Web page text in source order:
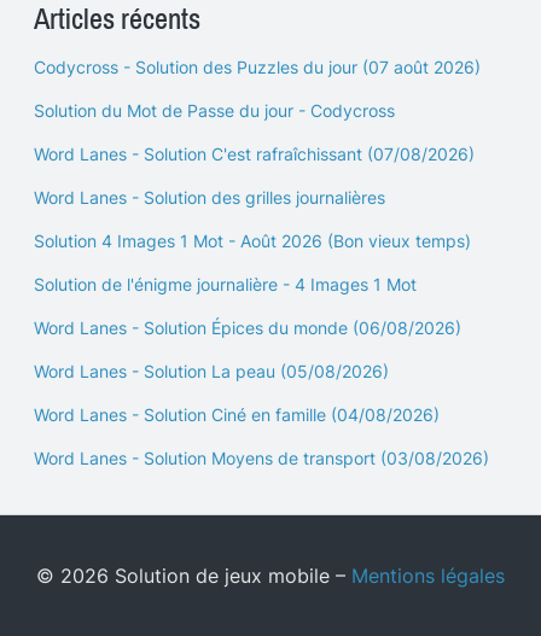
Articles récents
Codycross - Solution des Puzzles du jour (07 août 2026)
Solution du Mot de Passe du jour - Codycross
Word Lanes - Solution C'est rafraîchissant (07/08/2026)
Word Lanes - Solution des grilles journalières
Solution 4 Images 1 Mot - Août 2026 (Bon vieux temps)
Solution de l'énigme journalière - 4 Images 1 Mot
Word Lanes - Solution Épices du monde (06/08/2026)
Word Lanes - Solution La peau (05/08/2026)
Word Lanes - Solution Ciné en famille (04/08/2026)
Word Lanes - Solution Moyens de transport (03/08/2026)
© 2026 Solution de jeux mobile – Mentions légales